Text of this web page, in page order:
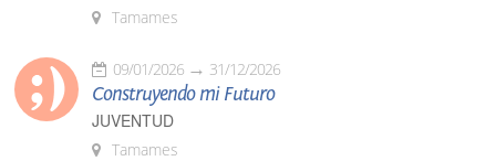
Tamames
09/01/2026 31/12/2026
Construyendo mi Futuro
JUVENTUD
Tamames